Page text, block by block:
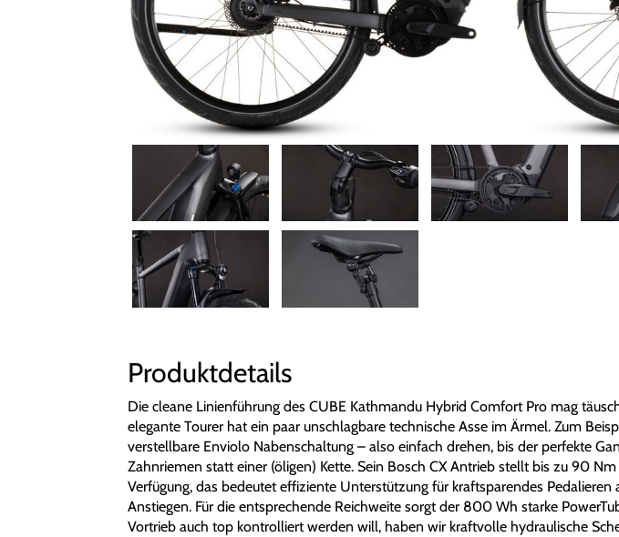
Produktdetails
Die cleane Linienführung des CUBE Kathmandu Hybrid Comfort Pro mag
elegante Tourer hat ein paar unschlagbare technische Asse im Ärmel. Zum
verstellbare Enviolo Nabenschaltung – also einfach drehen, bis der perfekte
Zahnriemen statt einer (öligen) Kette. Sein Bosch CX Antrieb stellt bis zu 90
Verfügung, das bedeutet effiziente Unterstützung für kraftsparendes Pedalieren
Anstiegen. Für die entsprechende Reichweite sorgt der 800 Wh starke
Vortrieb auch top kontrolliert werden will, haben wir kraftvolle hydraulische